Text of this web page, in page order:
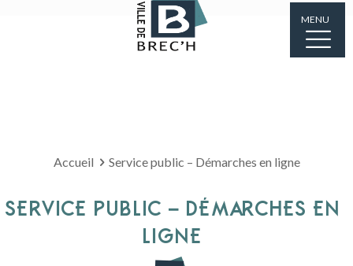
MENU
Accueil Service public – Démarches en ligne
SERVICE PUBLIC – DÉMARCHES EN
LIGNE